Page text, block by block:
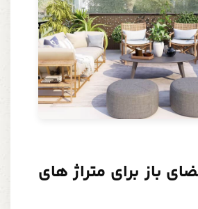
باز برای متراژ های